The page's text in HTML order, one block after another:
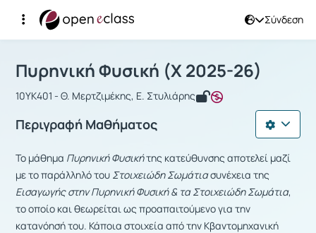
Σύνδεση
Αρχική Σελίδα
Μάθημα : Πυρηνική Φυσική
Πυρηνική Φυσική (Χ 2025-26)
10ΥΚ401 - Θ. Μερτζιμέκης, Ε. Στυλιάρης
Περιγραφή Μαθήματος
Το μάθημα Πυρηνική Φυσικήτης κατεύθυνσης αποτελεί μαζί
με το παράλληλό του Στοιχειώδη Σωμάτιασυνέχεια της
Εισαγωγής στην Πυρηνική Φυσική & τα Στοιχειώδη Σωμάτια,
το οποίο και θεωρείται ως προαπαιτούμενο για την
κατανόησή του. Κάποια στοιχεία από την Κβαντομηχανική